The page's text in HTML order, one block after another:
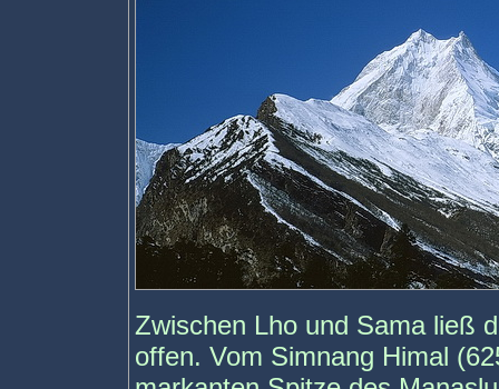
Zwischen Lho und Sama ließ
offen. Vom Simnang Himal